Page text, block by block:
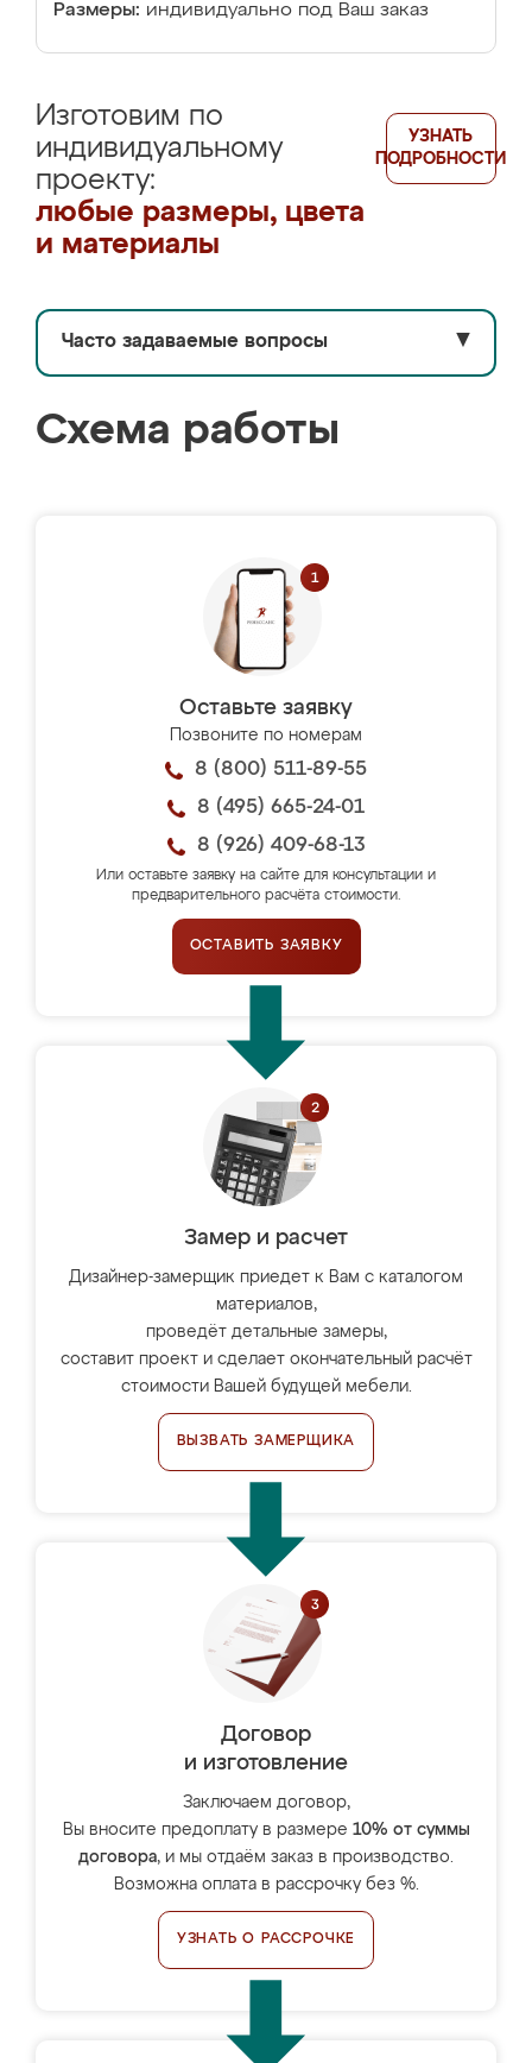
Размеры: индивидуально под Ваш заказ
Изготовим по
индивидуальному
проекту:
любые размеры, цвета
и материалы
УЗНАТЬ
ПОДРОБНОСТИ
Часто задаваемые вопросы ▼
Схема работы
Оставьте заявку
Позвоните по номерам
8 (800) 511-89-55
8 (495) 665-24-01
8 (926) 409-68-13
Или оставьте заявку на сайте для консультации и
предварительного расчёта стоимости.
ОСТАВИТЬ ЗАЯВКУ
Замер и расчет
Дизайнер-замерщик приедет к Вам с каталогом
материалов,
проведёт детальные замеры,
составит проект и сделает окончательный расчёт
стоимости Вашей будущей мебели.
ВЫЗВАТЬ ЗАМЕРЩИКА
Договор
и изготовление
Заключаем договор,
Вы вносите предоплату в размере 10% от суммы
договора, и мы отдаём заказ в производство.
Возможна оплата в рассрочку без %.
УЗНАТЬ О РАССРОЧКЕ